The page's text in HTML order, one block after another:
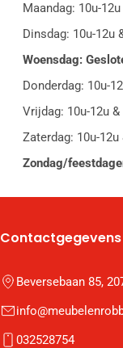
Maandag: 10u-
Dinsdag: 10u-12u
Woensdag:
Donderdag: 10u-
Vrijdag: 10u-12u &
Zaterdag: 10u-12u
Zondag/
Contactgegevens
Beversebaan 85,
032528754